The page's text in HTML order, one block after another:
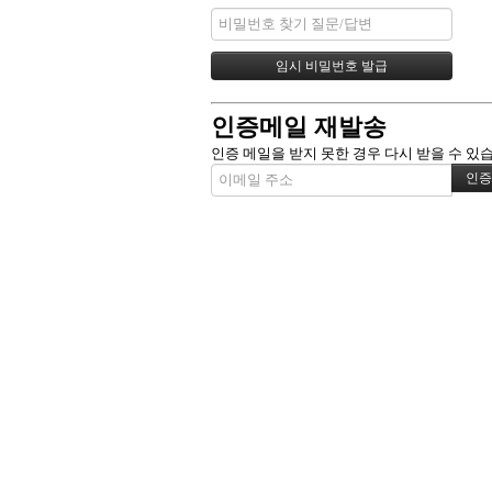
인증메일 재발송
인증 메일을 받지 못한 경우 다시 받을 수 있